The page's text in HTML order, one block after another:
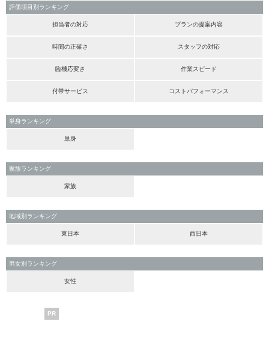
評価項目別ランキング
担当者の対応 プランの提案内容
時間の正確さ スタッフの対応
臨機応変さ 作業スピード
付帯サービス コストパフォーマンス
単身ランキング
単身
家族ランキング
家族
地域別ランキング
東日本 西日本
男女別ランキング
女性
PR